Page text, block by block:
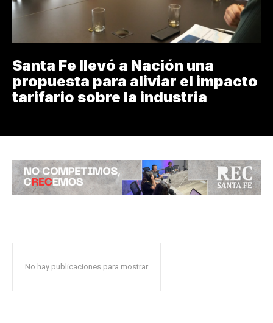
Santa Fe llevó a Nación una
propuesta para aliviar el impacto
tarifario sobre la industria
No hay publicaciones para mostrar